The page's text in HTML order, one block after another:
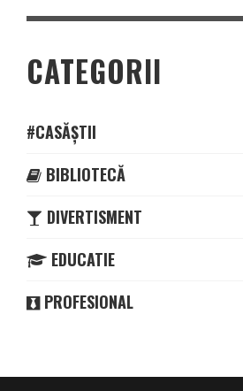
CATEGORII
#CASĂȘTII
BIBLIOTECĂ
DIVERTISMENT
EDUCATIE
PROFESIONAL